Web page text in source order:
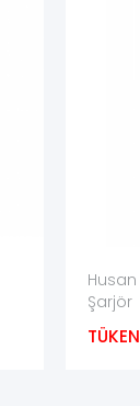
ve üst
olmadan
Husan
Şarjör